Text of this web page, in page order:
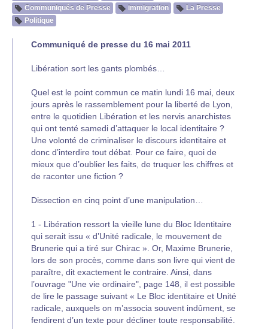
Communiqués de Presse
immigration
La Presse
Politique
Communiqué de presse du 16 mai 2011
Libération sort les gants plombés…
Quel est le point commun ce matin lundi 16 mai, deux
jours après le rassemblement pour la liberté de Lyon,
entre le quotidien Libération et les nervis anarchistes
qui ont tenté samedi d’attaquer le local identitaire ?
Une volonté de criminaliser le discours identitaire et
donc d’interdire tout débat. Pour ce faire, quoi de
mieux que d’oublier les faits, de truquer les chiffres et
de raconter une fiction ?
Dissection en cinq point d’une manipulation…
1 - Libération ressort la vieille lune du Bloc Identitaire
qui serait issu « d’Unité radicale, le mouvement de
Brunerie qui a tiré sur Chirac ». Or, Maxime Brunerie,
lors de son procès, comme dans son livre qui vient de
paraître, dit exactement le contraire. Ainsi, dans
l’ouvrage "Une vie ordinaire", page 148, il est possible
de lire le passage suivant « Le Bloc identitaire et Unité
radicale, auxquels on m’associa souvent indûment, se
fendirent d’un texte pour décliner toute responsabilité.